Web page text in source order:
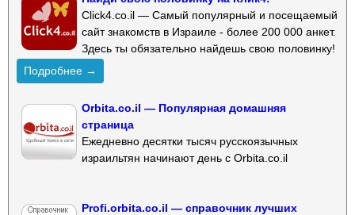
Click4.co.il — Самый популярный и посещаемый
сайт знакомств в Израиле - более 200 000 анкет.
Здесь ты обязательно найдешь свою половинку!
Подробнее →
Orbita.co.il — Популярная домашняя
страница
Ежедневно десятки тысяч русскоязычных
израильтян начинают день с Orbita.co.il
Profi.orbita.co.il — справочник лучших